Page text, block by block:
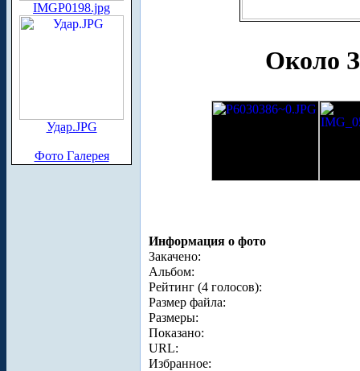
IMGP0198.jpg
Удар.JPG
Фото Галерея
Около
Информация о фото
Закачено:
Альбом:
Рейтинг (4 голосов):
Размер файла:
Размеры:
Показано:
URL:
Избранное: